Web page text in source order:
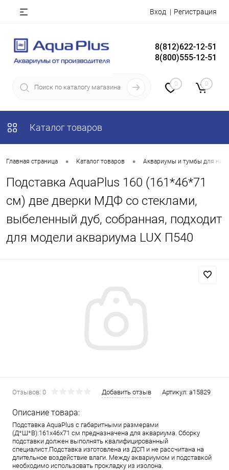
Вход Регистрация
8(812)622-12-51
8(800)555-12-51
0 0
Каталог товаров
Главная страница • Каталог товаров • Аквариумы и тумбы для них
Подставка AquaPlus 160 (161*46*71
см) две дверки МДФ со стеклами,
выбеленный дуб, собранная, подходит
для модели аквариума LUX П540
Отзывов: 0 Добавить отзыв Артикул: a15829
Описание товара:
Подставка AquaPlus с габаритными размерами
(Д*Ш*В):161x46x71 см предназначена для аквариума. Сборку
подставки должен выполнять квалифицированный
специалист.Подставка изготовлена из ДСП и не рассчитана на
длительное воздействие влаги. Между аквариумом и подставкой
необходимо использовать прокладку из изолона.